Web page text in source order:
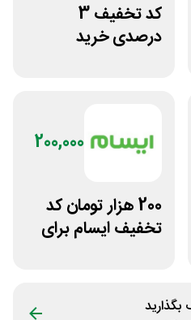
کد تخفیف 3
درصدی خرید
200,000
200 هزار تومان کد
تخفیف ایسام برای
بگذارید